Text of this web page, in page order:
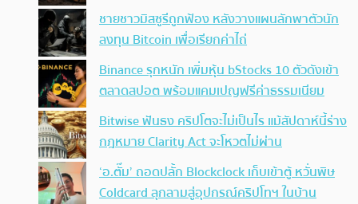
ชายชาวมิสซูรีถูกฟ้อง หลังวางแผนลักพาตัวนัก
ลงทุน Bitcoin เพื่อเรียกค่าไถ่
Binance รุกหนัก เพิ่มหุ้น bStocks 10 ตัวดังเข้า
ตลาดสปอต พร้อมแคมเปญฟรีค่าธรรมเนียม
Bitwise ฟันธง คริปโตจะไม่เป็นไร แม้สัปดาห์นี้ร่าง
กฎหมาย Clarity Act จะโหวตไม่ผ่าน
‘อ.ตั๊ม’ ถอดปลั้ก Blockclock เก็บเข้าตู้ หวั่นพิษ
Coldcard ลุกลามสู่อุปกรณ์คริปโทฯ ในบ้าน